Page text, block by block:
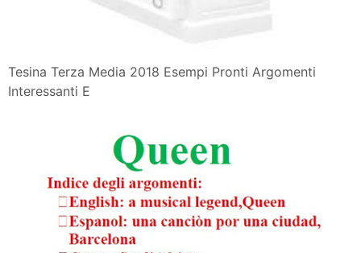
Tesina Terza Media 2018 Esempi Pronti Argomenti
Interessanti E